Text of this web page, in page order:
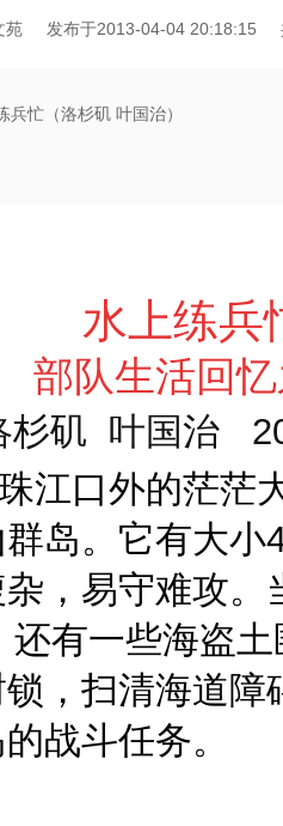
苑 发布于2013-04-04 20:18:15
兵忙（洛杉矶 叶国治）
水上练兵
部队生活回
杉矶 叶国治
江口外的茫茫
岛。它有大小
，易守难攻。
还有一些海盗
，扫清海道
战斗任务。